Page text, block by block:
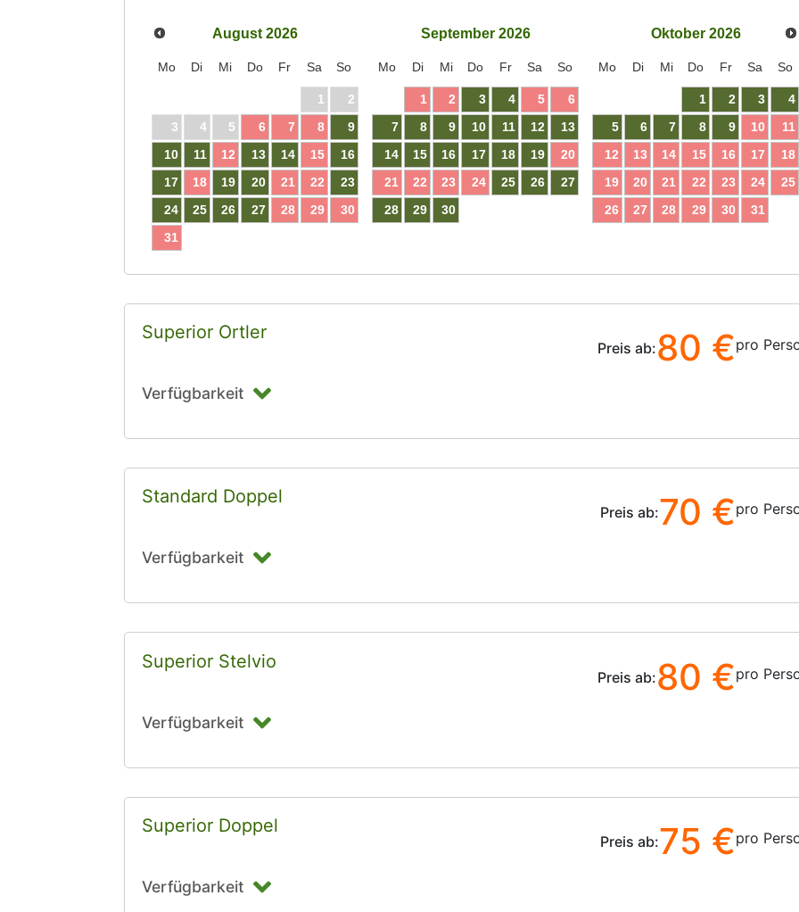
August 2026
Mo Di Mi Do Fr Sa So
1
2
3
4 5 6 7 8
9
10
11 12 13 14 15
16
17
18 19 20 21 22
23
24
25 26 27 28 29
30
31
September 2026
Mo Di Mi Do Fr Sa So
1 2 3 4 5
6
7
8 9 10 11 12
13
14
15 16 17 18 19
20
21
22 23 24 25 26
27
28
29 30
Oktober 2026
Mo Di Mi Do Fr Sa So
1 2 3
4
5
6 7 8 9 10
11
12
13 14 15 16 17
18
19
20 21 22 23 24
25
26
27 28 29 30 31
Superior Ortler
Preis ab:80 €pro
Verfügbarkeit
Standard Doppel
Preis ab:70 €pro
Verfügbarkeit
Superior Stelvio
Preis ab:80 €pro
Verfügbarkeit
Superior Doppel
Preis ab:75 €pro
Verfügbarkeit